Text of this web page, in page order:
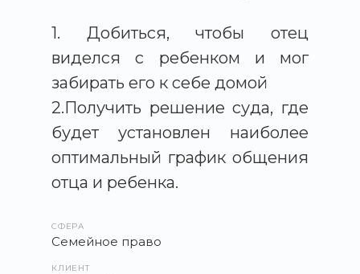
1. Добиться, чтобы отец
виделся с ребенком и мог
забирать его к себе домой
2.Получить решение суда, где
будет установлен наиболее
оптимальный график общения
отца и ребенка.
СФЕРА
Семейное право
КЛИЕНТ